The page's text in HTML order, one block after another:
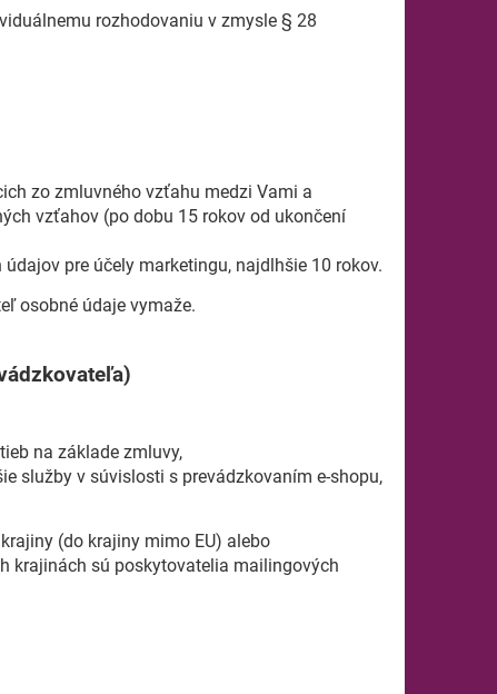
rozhodovaniu v zmysle § 28
zo zmluvného vzťahu medzi Vami a
vzťahov (po dobu 15 rokov od ukončení
pre účely marketingu, najdlhšie 10 rokov.
osobné údaje vymaže.
na základe zmluvy,
služby v súvislosti s prevádzkovaním e-shopu,
(do krajiny mimo EU) alebo
krajinách sú poskytovatelia mailingových